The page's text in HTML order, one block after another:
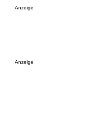
Anzeige
Anzeige